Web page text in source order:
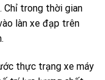
Chỉ trong thời gian
làn xe đạp trên
thực trạng xe máy